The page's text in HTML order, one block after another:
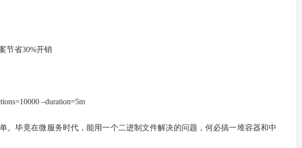
节省30%开销
–duration=5m
毕竟在微服务时代，能用一个二进制文件解决的问题，何必搞一堆容器和中